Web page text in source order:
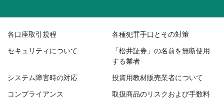
各口座取引規程 各種犯罪手口とその対策
セキュリティについて
「松井証券」の名前を無断使用
する業者
システム障害時の対応 投資用教材販売業者について
コンプライアンス
取扱商品のリスクおよび手数料